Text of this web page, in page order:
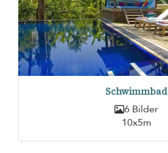
Schwimmbad
6 Bilder
10x5m